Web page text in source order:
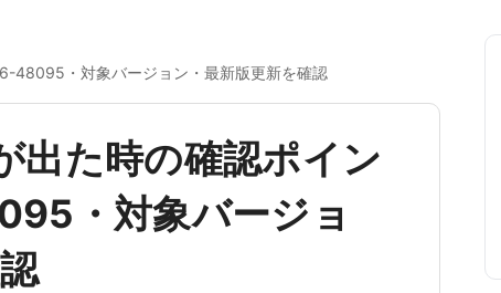
48095・対象バージョン・最新版更新を確認
出た時の確認ポイン
・対象バージョ